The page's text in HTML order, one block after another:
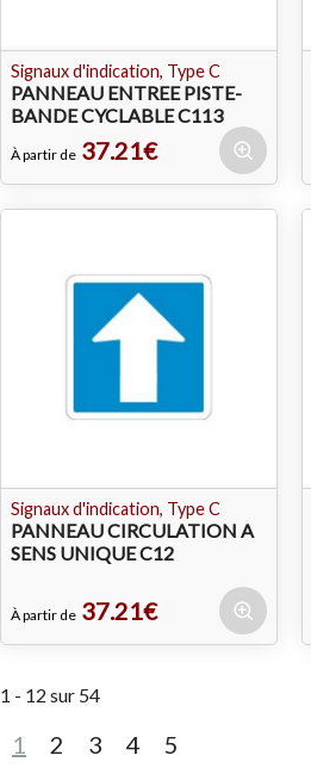
Signaux d'indication, Type C
PANNEAU ENTREE PISTE-
BANDE CYCLABLE C113
À partir de 37.21€
Signaux d'indication, Type C
PANNEAU CIRCULATION A
SENS UNIQUE C12
À partir de 37.21€
1 - 12 sur 54
1 2 3 4 5